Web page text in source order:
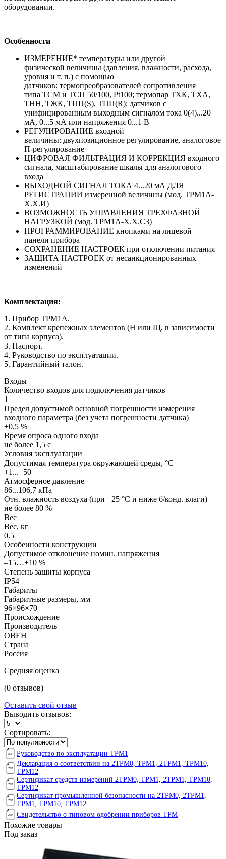
оборудовании.
Особенности
ИЗМЕРЕНИЕ* температуры или другой
физической величины (давления, влажности, расхода,
уровня и т. п.) с помощью
датчиков: термопреобразователей сопротивления
типа ТСМ и ТСП 50/100, Pt100; термопар ТХК, ТХА,
ТНН, ТЖК, ТПП(S), ТПП(R); датчиков с
унифицированным выходным сигналом тока 0(4)...20
мА, 0...5 мА или напряжения 0...1 В
РЕГУЛИРОВАНИЕ входной
величины: двухпозиционное регулирование, аналоговое
П-регулирование
ЦИФРОВАЯ ФИЛЬТРАЦИЯ И КОРРЕКЦИЯ входного
сигнала, масштабирование шкалы для аналогового
входа
ВЫХОДНОЙ СИГНАЛ ТОКА 4...20 мА ДЛЯ
РЕГИСТРАЦИИ измеренной величины (мод. ТРМ1А-
Х.Х.И)
ВОЗМОЖНОСТЬ УПРАВЛЕНИЯ ТРЕХФАЗНОЙ
НАГРУЗКОЙ (мод. ТРМ1А-Х.Х.С3)
ПРОГРАММИРОВАНИЕ кнопками на лицевой
панели прибора
СОХРАНЕНИЕ НАСТРОЕК при отключении питания
ЗАЩИТА НАСТРОЕК от несанкционированных
изменений
Комплектация:
1. Прибор ТРМ1А.
2. Комплект крепежных элементов (Н или Щ, в зависимости
от типа корпуса).
3. Паспорт.
4. Руководство по эксплуатации.
5. Гарантийный талон.
Входы
Количество входов для подключения датчиков
1
Предел допустимой основной погрешности измерения
входного параметра (без учета погрешности датчика)
±0,5 %
Время опроса одного входа
не более 1,5 с
Условия эксплуатации
Допустимая температура окружающей среды, °С
+1...+50
Атмосферное давление
86...106,7 кПа
Отн. влажность воздуха (при +25 °C и ниже б/конд. влаги)
не более 80 %
Вес
Вес, кг
0.5
Особенности конструкции
Допустимое отклонение номин. напряжения
–15…+10 %
Степень защиты корпуса
IP54
Габариты
Габаритные размеры, мм
96×96×70
Происхождение
Производитель
ОВЕН
Страна
Россия
Средняя оценка
(0 отзывов)
Оставить свой отзыв
Выводить отзывов:
Сортировать:
Руководство по эксплуатации ТРМ1
Декларация о соответствии на 2ТРМ0, ТРМ1, 2ТРМ1, ТРМ10,
ТРМ12
Сертификат средств измерений 2ТРМ0, ТРМ1, 2ТРМ1, ТРМ10,
ТРМ12
Сертификат промышленной безопасности на 2ТРМ0, 2ТРМ1,
ТРМ1, ТРМ10, ТРМ12
Свидетельство о типовом одобрении приборов ТРМ
Похожие товары
Под заказ